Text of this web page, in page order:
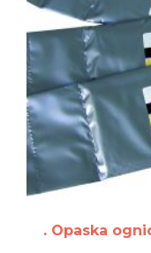
. Opaska